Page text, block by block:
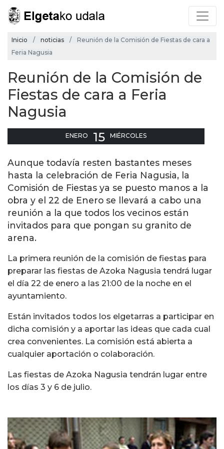
Inicio noticias
Reunión de la Comisión de Fiestas de cara a
Feria Nagusia
Reunión de la Comisión de
Fiestas de cara a Feria
Nagusia
ENERO 15 MIÉRCOLES
Aunque todavía resten bastantes meses
hasta la celebración de Feria Nagusia, la
Comisión de Fiestas ya se puesto manos a la
obra y el 22 de Enero se llevará a cabo una
reunión a la que todos los vecinos están
invitados para que pongan su granito de
arena.
La primera reunión de la comisión de fiestas para
preparar las fiestas de Azoka Nagusia tendrá lugar
el día 22 de enero a las 21:00 de la noche en el
ayuntamiento.
Están invitados todos los elgetarras a participar en
dicha comisión y a aportar las ideas que cada cual
crea convenientes. La comisión está abierta a
cualquier aportación o colaboración.
Las fiestas de Azoka Nagusia tendrán lugar entre
los días 3 y 6 de julio.